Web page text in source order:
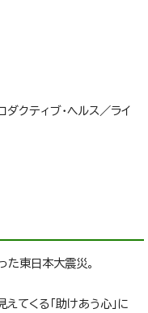
クティブ・ヘルス／ライ
た東日本大震災。
てくる「助けあう心」に